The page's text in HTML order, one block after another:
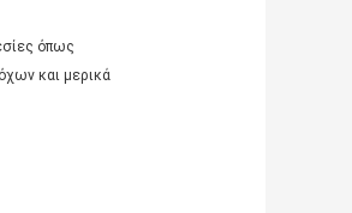
όπως
και μερικά